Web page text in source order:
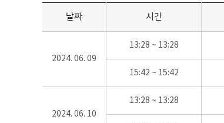
날짜 시간
2024. 06. 09
13:28 ~ 13:28
15:42 ~ 15:42
2024. 06. 10
13:28 ~ 13:28